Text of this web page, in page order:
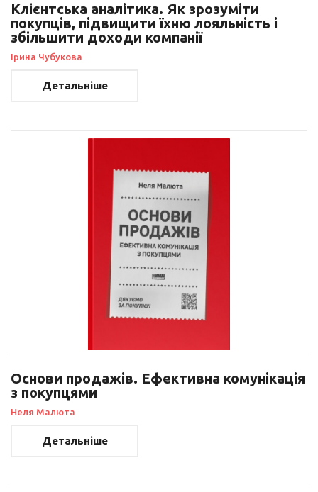
Клієнтська аналітика. Як зрозуміти
покупців, підвищити їхню лояльність і
збільшити доходи компанії
Ірина Чубукова
Детальніше
Основи продажів. Ефективна комунікація
з покупцями
Неля Малюта
Детальніше